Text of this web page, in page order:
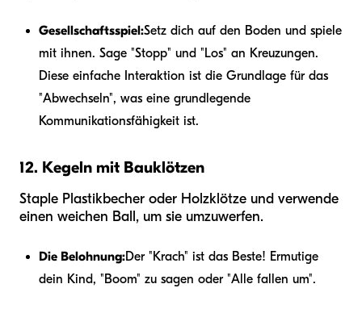
Gesellschaftsspiel:Setz dich auf den Boden und spiele
mit ihnen. Sage "Stopp" und "Los" an Kreuzungen.
Diese einfache Interaktion ist die Grundlage für das
"Abwechseln", was eine grundlegende
Kommunikationsfähigkeit ist.
12. Kegeln mit Bauklötzen
Staple Plastikbecher oder Holzklötze und verwende
einen weichen Ball, um sie umzuwerfen.
Die Belohnung:Der "Krach" ist das Beste! Ermutige
dein Kind, "Boom" zu sagen oder "Alle fallen um".